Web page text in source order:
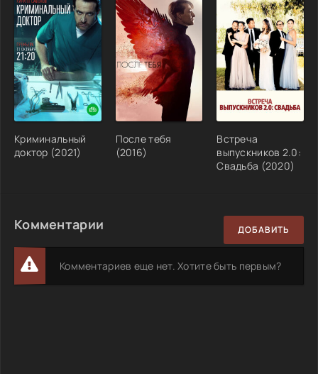
Криминальный
доктор (2021)
После тебя
(2016)
Встреча
выпускников 2.0:
Свадьба (2020)
Комментарии ДОБАВИТЬ
Комментариев еще нет. Хотите быть первым?